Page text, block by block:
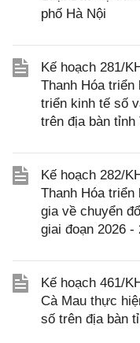
phố Hà Nội
Kế hoạch 281/
Thanh Hóa
triển kinh tế số
trên địa bàn tỉnh
Kế hoạch 282/
Thanh Hóa
gia về chuyển
giai đoạn 2026 -
Kế hoạch 461/
Cà Mau thực
số trên địa bàn